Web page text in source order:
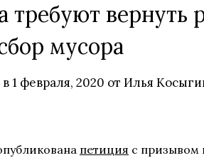
вернуть
мусора
в1 февраля, 2020 отИлья
петиция с призывом